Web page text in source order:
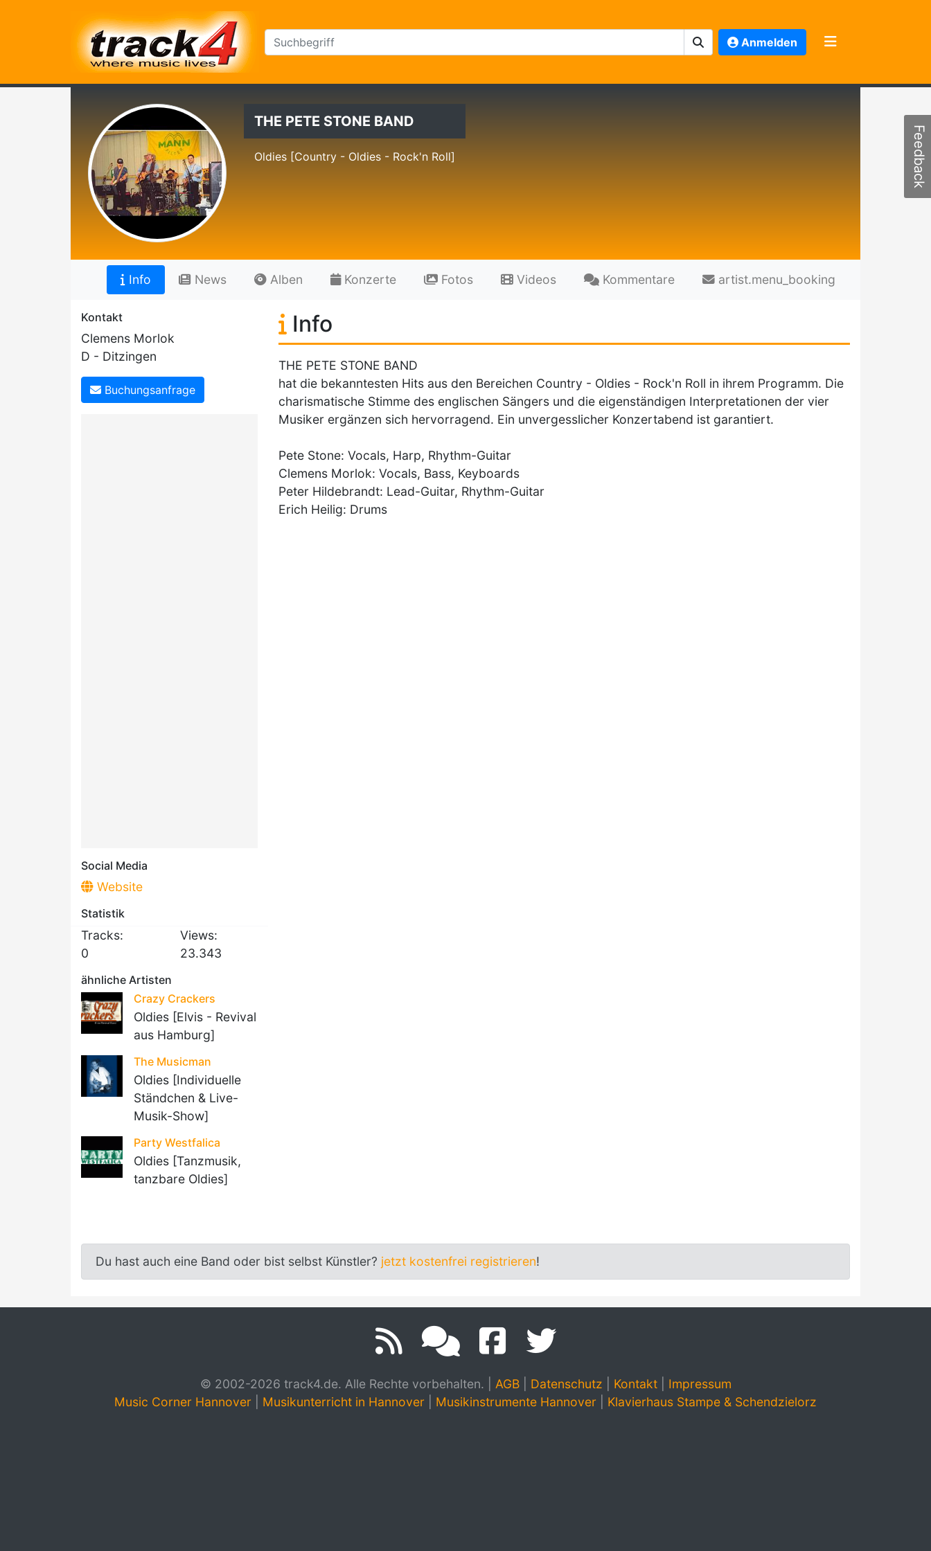
Anmelden
THE PETE STONE BAND
Oldies [Country - Oldies - Rock'n Roll]
Info News Alben Konzerte Fotos Videos Kommentare artist.menu_booking
Kontakt
Clemens Morlok
D - Ditzingen
Buchungsanfrage
Social Media
Website
Statistik
Tracks:
0
Views:
23.343
ähnliche Artisten
Crazy Crackers
Oldies [Elvis - Revival
aus Hamburg]
The Musicman
Oldies [Individuelle
Ständchen & Live-
Musik-Show]
Party Westfalica
Oldies [Tanzmusik,
tanzbare Oldies]
Info
THE PETE STONE BAND
hat die bekanntesten Hits aus den Bereichen Country - Oldies - Rock'n Roll in ihrem Programm. Die
charismatische Stimme des englischen Sängers und die eigenständigen Interpretationen der vier
Musiker ergänzen sich hervorragend. Ein unvergesslicher Konzertabend ist garantiert.
Pete Stone: Vocals, Harp, Rhythm-Guitar
Clemens Morlok: Vocals, Bass, Keyboards
Peter Hildebrandt: Lead-Guitar, Rhythm-Guitar
Erich Heilig: Drums
Du hast auch eine Band oder bist selbst Künstler? jetzt kostenfrei registrieren!
© 2002-2026 track4.de. Alle Rechte vorbehalten. AGB| Datenschutz Kontakt| Impressum
Music Corner Hannover
Musikunterricht in Hannover Musikinstrumente Hannover Klavierhaus Stampe & Schendzielorz
Feedback